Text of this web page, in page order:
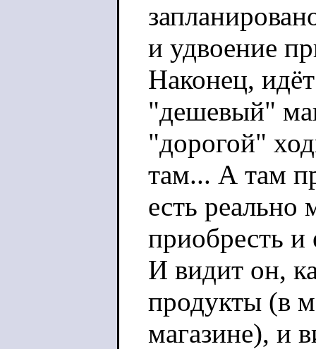
и удвоение
Наконец,
"дешевый"
"дорогой"
там... А там
есть
приобресть
И видит он,
продукты (в
магазине), и